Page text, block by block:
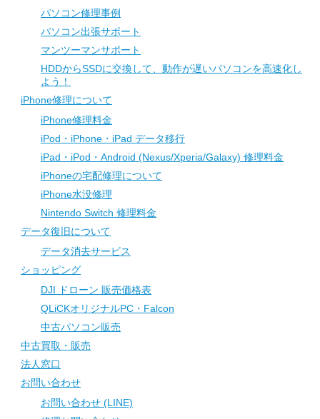
パソコン修理事例
パソコン出張サポート
マンツーマンサポート
HDDからSSDに交換して、動作が遅いパソコンを高速化し
よう！
iPhone修理について
iPhone修理料金
iPod・iPhone・iPad データ移行
iPad・iPod・Android (Nexus/Xperia/Galaxy) 修理料金
iPhoneの宅配修理について
iPhone水没修理
Nintendo Switch 修理料金
データ復旧について
データ消去サービス
ショッピング
DJI ドローン 販売価格表
QLiCKオリジナルPC・Falcon
中古パソコン販売
中古買取・販売
法人窓口
お問い合わせ
お問い合わせ (LINE)